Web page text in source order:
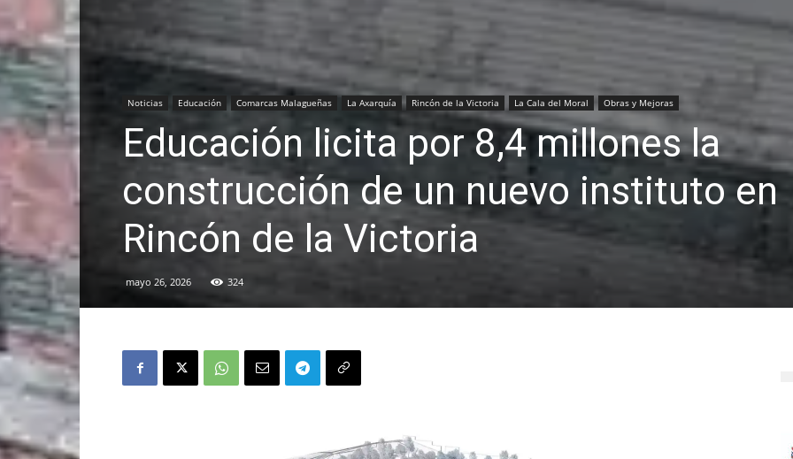
Noticias Educación Comarcas Malagueñas La Axarquía Rincón de la Victoria La Cala del Moral Obras y Mejoras
Educación licita por 8,4 millones la
construcción de un nuevo instituto en
Rincón de la Victoria
mayo 26, 2026 324